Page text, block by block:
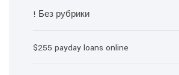
! Без рубрики
$255 payday loans online